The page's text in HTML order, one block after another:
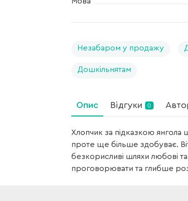
Незабаром у продажу
Дошкільнятам
Опис Відгуки 0
Хлопчик за підказкою янгола
проте ще більше здобуває.
безкорисливі шляхи любові
проговорювати та глибше